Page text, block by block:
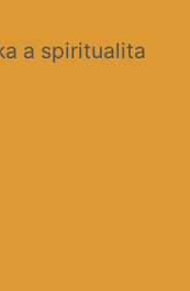
a spiritualita